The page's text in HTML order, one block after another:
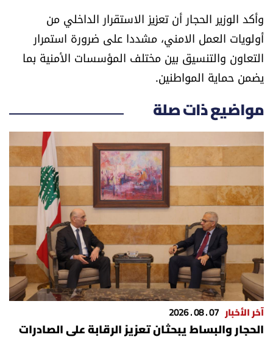
منوّعات
حظّك اليوم
للتاريخ
فيديو
من نحن
للتواصل معنا
شروط الاستخدام
شروط الإشتراك
Digital solutions by
وأكد الوزير الحجار أن تعزيز الاستقرار الداخلي من
أولويات العمل الامني، مشددا على ضرورة استمرار
التعاون والتنسيق بين مختلف المؤسسات الأمنية بما
يضمن حماية المواطنين.
مواضيع ذات صلة
آخر الأخبار 07 . 08 . 2026
الحجار والبساط يبحثان تعزيز الرقابة على الصادرات